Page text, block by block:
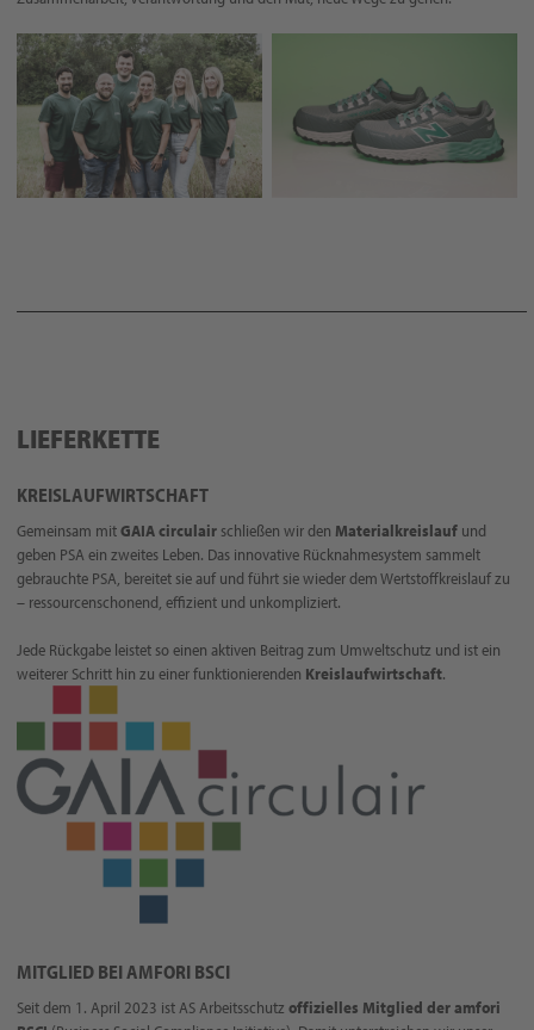
LIEFERKETTE
KREISLAUFWIRTSCHAFT
Gemeinsam mitGAIA circulair schließen wir den Materialkreislauf und
geben PSA ein zweites Leben. Das innovative Rücknahmesystem sammelt
gebrauchte PSA, bereitet sie auf und führt sie wieder dem Wertstoffkreislauf zu
– ressourcenschonend, effizient und unkompliziert.
Jede Rückgabe leistet so einen aktiven Beitrag zum Umweltschutz und ist ein
weiterer Schritt hin zu einer funktionierenden Kreislaufwirtschaft.
MITGLIED BEI AMFORI BSCI
Seit dem 1. April 2023 ist AS Arbeitsschutz offizielles Mitglied der amfori